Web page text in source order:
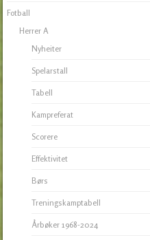
Fotball
Herrer A
Nyheiter
Spelarstall
Tabell
Kampreferat
Scorere
Effektivitet
Børs
Treningskamptabell
Årbøker 1968-2024